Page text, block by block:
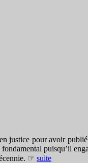
pour avoir publié
puisqu’il
☞ suite